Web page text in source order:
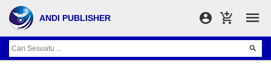
ANDI PUBLISHER